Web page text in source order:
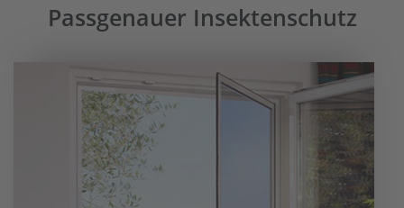
Passgenauer Insektenschutz